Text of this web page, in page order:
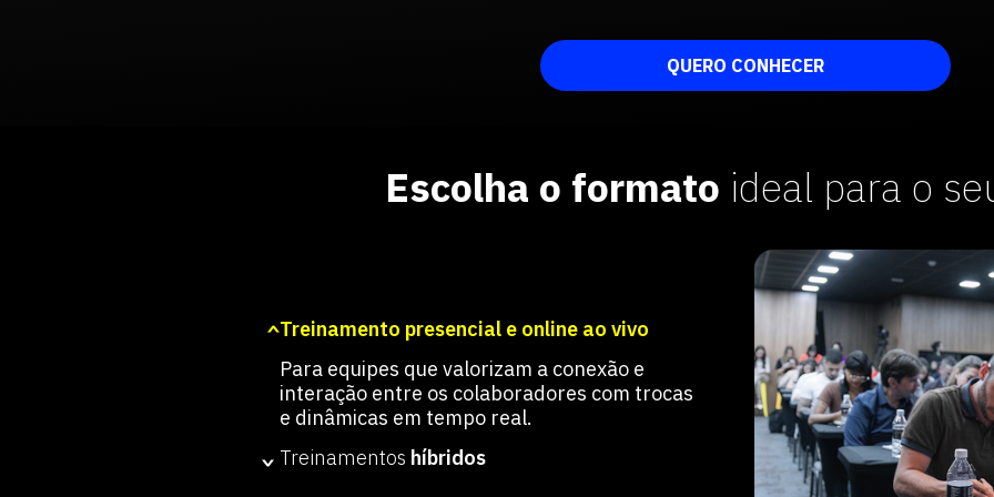
QUERO CONHECER
Escolha o formato ideal para o
Treinamento presencial e online ao vivo
Para equipes que valorizam a conexão e
interação entre os colaboradores com trocas
e dinâmicas em tempo real.
Treinamentos híbridos